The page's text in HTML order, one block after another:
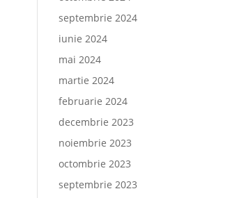
septembrie 2024
iunie 2024
mai 2024
martie 2024
februarie 2024
decembrie 2023
noiembrie 2023
octombrie 2023
septembrie 2023